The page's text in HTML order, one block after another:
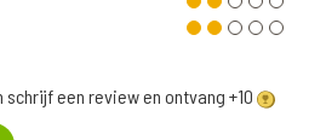
schrijf een review en ontvang +10